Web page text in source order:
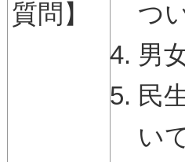
質問】
つ
男
民
い